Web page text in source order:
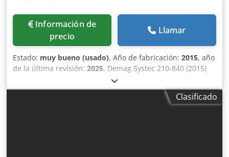
Información de
precio
Llamar
Estado: muy bueno (usado), Año de fabricación: 2015, año
de la última revisión: 2025, Demag Systec 210-840 (2015)
SERVO Fabricante: Sumitomo SHI DEMAG Tipo de máquina:
Systec 210/580-840 Credpozbg Ezofx Abzsf Fuerza de cierre
[kN]: 2100 Volumen de inyección [cm³]: 358 Distancia entre
Clasificado